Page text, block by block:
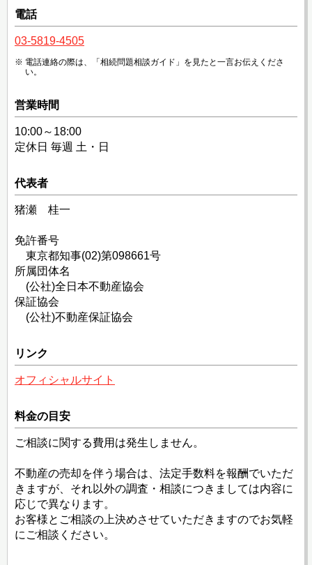
電話
03-5819-4505
電話連絡の際は、「相続問題相談ガイド」を見たと一言お伝えくださ
い。
営業時間
10:00～18:00
定休日 毎週 土・日
代表者
猪瀬 桂一
免許番号
東京都知事(02)第098661号
所属団体名
(公社)全日本不動産協会
保証協会
(公社)不動産保証協会
リンク
オフィシャルサイト
料金の目安
ご相談に関する費用は発生しません。
不動産の売却を伴う場合は、法定手数料を報酬でいただ
きますが、それ以外の調査・相談につきましては内容に
応じで異なります。
お客様とご相談の上決めさせていただきますのでお気軽
にご相談ください。